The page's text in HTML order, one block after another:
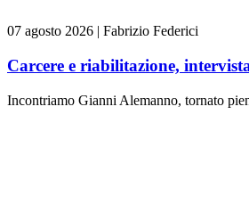
07 agosto 2026 | Fabrizio Federici
Carcere e riabilitazione,
Incontriamo Gianni Alemanno, tornato